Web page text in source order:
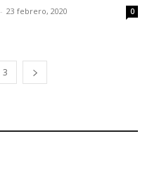
- 23 febrero, 2020 0
3